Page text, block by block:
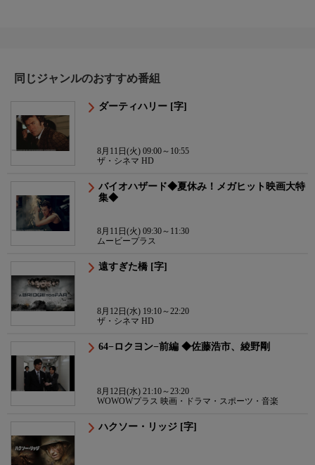
同じジャンルのおすすめ番組
ダーティハリー [字]
8月11日(火) 09:00～10:55
ザ・シネマ HD
バイオハザード◆夏休み！メガヒット映画大特
集◆
8月11日(火) 09:30～11:30
ムービープラス
遠すぎた橋 [字]
8月12日(水) 19:10～22:20
ザ・シネマ HD
64−ロクヨン−前編 ◆佐藤浩市、綾野剛
8月12日(水) 21:10～23:20
WOWOWプラス 映画・ドラマ・スポーツ・音楽
ハクソー・リッジ [字]